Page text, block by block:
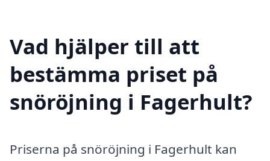
Vad hjälper till att
bestämma priset på
snöröjning i Fagerhult?
Priserna på snöröjning i Fagerhult kan